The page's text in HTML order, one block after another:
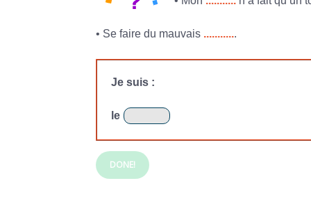
• Se faire du mauvais ............
Je suis :
le
DONE!